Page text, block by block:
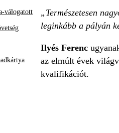
válogatott
„Természetesen
leginkább a pályán
Ilyés Ferenc
az elmúlt évek
kvalifikációt.